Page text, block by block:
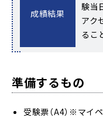
成績結果
験当
アク
るこ
準備するもの
受験票（A4）※マイ